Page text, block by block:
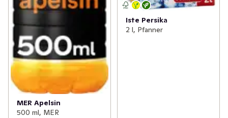
MER Apelsin
500 ml, MER
Iste Persika
2 l, Pfanner